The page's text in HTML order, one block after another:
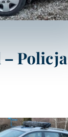
– Policja